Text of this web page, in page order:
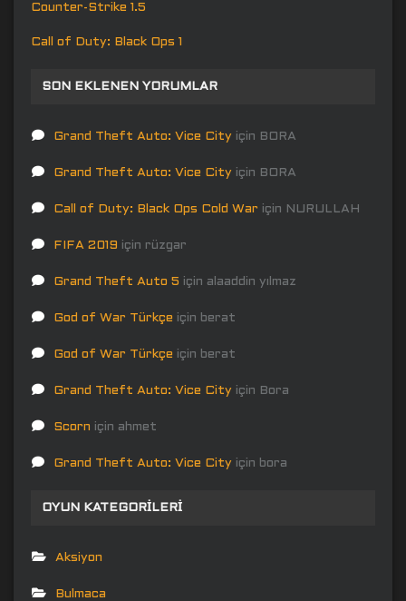
Counter-Strike 1.5
Call of Duty: Black Ops 1
SON EKLENEN YORUMLAR
Grand Theft Auto: Vice City için BORA
Grand Theft Auto: Vice City için BORA
Call of Duty: Black Ops Cold War için NURULLAH
FIFA 2019 için rüzgar
Grand Theft Auto 5 için alaaddin yılmaz
God of War Türkçe için berat
God of War Türkçe için berat
Grand Theft Auto: Vice City için Bora
Scorn için ahmet
Grand Theft Auto: Vice City için bora
OYUN KATEGORILERI
Aksiyon
Bulmaca